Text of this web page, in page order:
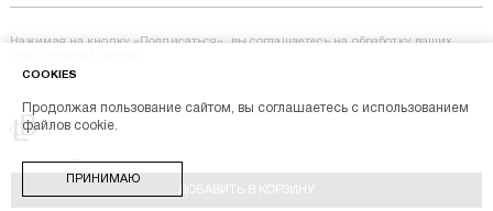
ДОБАВИТЬ В КОРЗИНУ
Перейти на главную
BL BRAND © 2014-2026
Нажимая на кнопку «Подписаться», вы соглашаетесь на обработку ваших
COOKIES
Продолжая пользование сайтом, вы соглашаетесь с использованием
файлов cookie.
ПРИНИМАЮ